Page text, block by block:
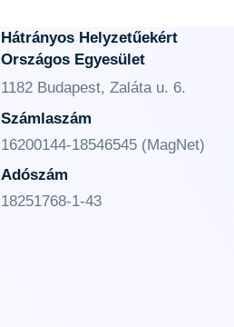
Hátrányos Helyzetűekért
Országos Egyesület
1182 Budapest, Zaláta u. 6.
Számlaszám
16200144-18546545 (MagNet)
Adószám
18251768-1-43